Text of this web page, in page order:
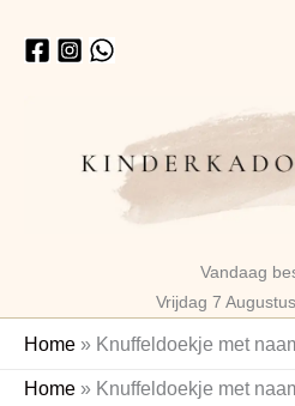
naar
Vandaag
Vrijdag 7
Home » Knuffeldoekje met
Home » Knuffeldoekje met